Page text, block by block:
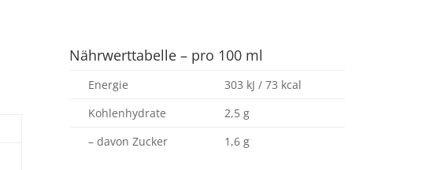
Nährwerttabelle – pro 100 ml
Energie
303 kJ / 73 kcal
Kohlenhydrate
2,5 g
– davon Zucker
1,6 g